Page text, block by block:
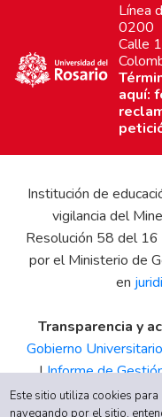
Línea
0200
Calle
aquí:
Institución de
vigilancia del
Resolución 58 del
por el Ministerio de
en
Transparencia y
Gobierno Universitario
|Informe de
Tributario|Estados
Este sitio utiliza cookies
navegando por el sitio,